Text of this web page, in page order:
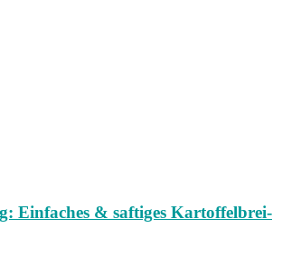
Einfaches & saftiges Kartoffelbrei-